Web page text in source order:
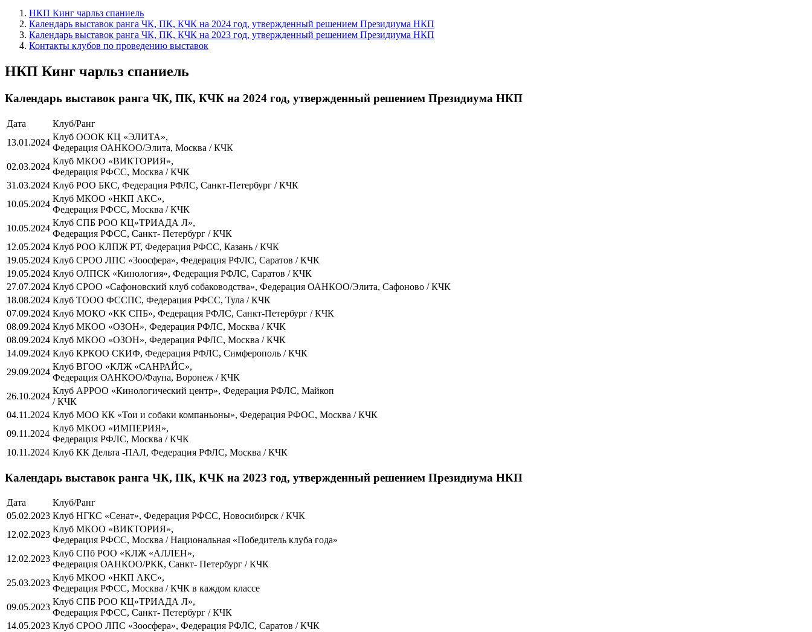
НКП Кинг чарльз спаниель
Календарь выставок ранга ЧК, ПК, КЧК на 2024 год, утвержденный решением Президиума НКП
Календарь выставок ранга ЧК, ПК, КЧК на 2023 год, утвержденный решением Президиума НКП
Контакты клубов по проведению выставок
НКП Кинг чарльз спаниель
Календарь выставок ранга ЧК, ПК, КЧК на 2024 год, утвержденный решением Президиума НКП
Дата
Клуб/Ранг
13.01.2024
Клуб ОООК КЦ «ЭЛИТА»,
Федерация ОАНКОО/Элита, Москва / КЧК
02.03.2024
Клуб МКОО «ВИКТОРИЯ»,
Федерация РФСС, Москва / КЧК
31.03.2024 Клуб РОО БКС, Федерация РФЛС, Санкт-Петербург / КЧК
10.05.2024
Клуб МКОО «НКП АКС»,
Федерация РФСС, Москва / КЧК
10.05.2024
Клуб СПБ РОО КЦ»ТРИАДА Л»,
Федерация РФСС, Санкт- Петербург / КЧК
12.05.2024 Клуб РОО КЛПЖ РТ, Федерация РФСС, Казань / КЧК
19.05.2024 Клуб СРОО ЛПС «Зоосфера», Федерация РФЛС, Саратов / КЧК
19.05.2024 Клуб ОЛПСК «Кинология», Федерация РФЛС, Саратов / КЧК
27.07.2024 Клуб СРОО «Сафоновский клуб собаководства», Федерация ОАНКОО/Элита, Сафоново / КЧК
18.08.2024 Клуб ТООО ФССПС, Федерация РФСС, Тула / КЧК
07.09.2024 Клуб МОКО «КК СПБ», Федерация РФЛС, Санкт-Петербург / КЧК
08.09.2024 Клуб МКОО «ОЗОН», Федерация РФЛС, Москва / КЧК
08.09.2024 Клуб МКОО «ОЗОН», Федерация РФЛС, Москва / КЧК
14.09.2024 Клуб КРКОО СКИФ, Федерация РФЛС, Симферополь / КЧК
29.09.2024
Клуб ВГОО «КЛЖ «САНРАЙС»,
Федерация ОАНКОО/Фауна, Воронеж / КЧК
26.10.2024
Клуб АРРОО «Кинологический центр», Федерация РФЛС, Майкоп
/ КЧК
04.11.2024 Клуб МОО КК «Тои и собаки компаньоны», Федерация РФОС, Москва / КЧК
09.11.2024
Клуб МКОО «ИМПЕРИЯ»,
Федерация РФЛС, Москва / КЧК
10.11.2024 Клуб КК Дельта -ПАЛ, Федерация РФЛС, Москва / КЧК
Календарь выставок ранга ЧК, ПК, КЧК на 2023 год, утвержденный решением Президиума НКП
Дата
Клуб/Ранг
05.02.2023 Клуб НГКС «Сенат», Федерация РФСС, Новосибирск / КЧК
12.02.2023
Клуб МКОО «ВИКТОРИЯ»,
Федерация РФСС, Москва / Национальная «Победитель клуба года»
12.02.2023
Клуб СПб РОО «КЛЖ «АЛЛЕН»,
Федерация ОАНКОО/РКК, Санкт- Петербург / КЧК
25.03.2023
Клуб МКОО «НКП АКС»,
Федерация РФСС, Москва / КЧК в каждом классе
09.05.2023
Клуб СПБ РОО КЦ»ТРИАДА Л»,
Федерация РФСС, Санкт- Петербург / КЧК
14.05.2023 Клуб СРОО ЛПС «Зоосфера», Федерация РФЛС, Саратов / КЧК